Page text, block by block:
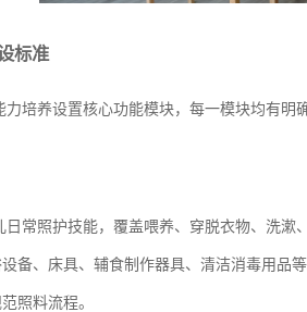
标准
培养设置核心功能模块，每一模块均有明
日常照护技能，覆盖喂养、穿脱衣物、洗
备、床具、辅食制作器具、清洁消毒用品
照料流程。